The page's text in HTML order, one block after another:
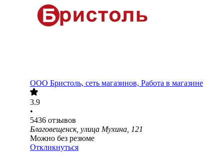
ООО Бристоль, сеть магазинов, Работа в магазине
3.9
•
5436 отзывов
Благовещенск, улица Мухина, 121
Можно без резюме
Откликнуться